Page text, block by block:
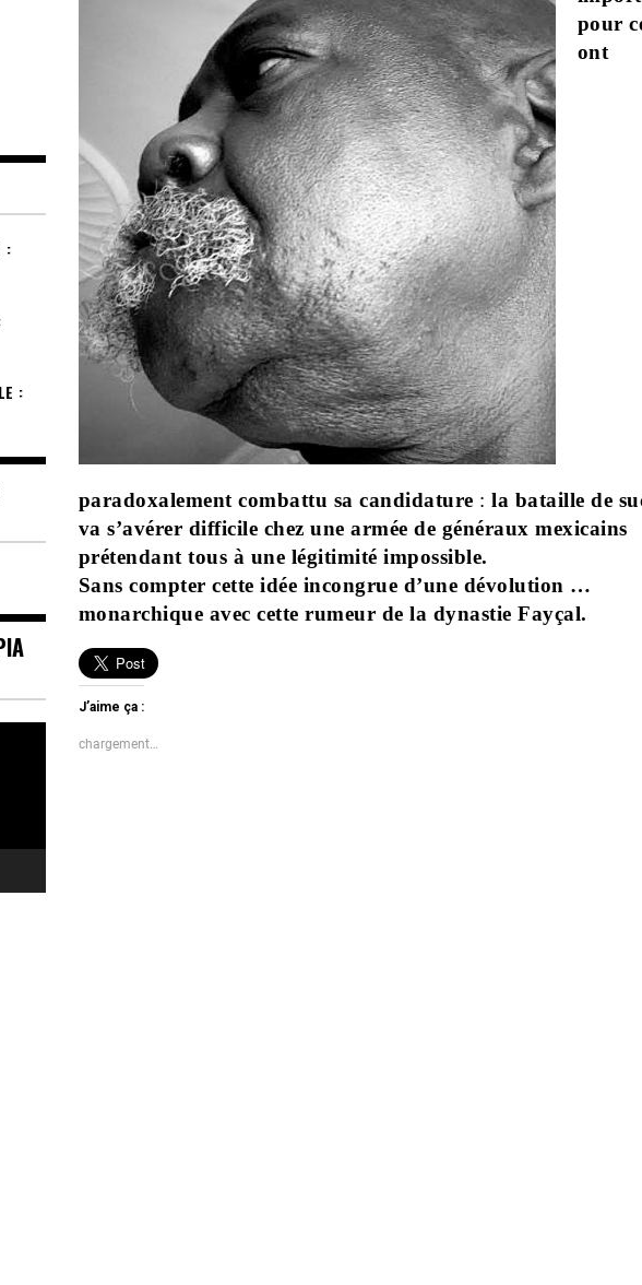
pour
ont
paradoxalement combattu sa candidature : la bataille de
va s’avérer difficile chez une armée de généraux mexicains
prétendant tous à une légitimité impossible.
Sans compter cette idée incongrue d’une dévolution …
monarchique avec cette rumeur de la dynastie Fayçal.
J’aime ça :
chargement…
:
: